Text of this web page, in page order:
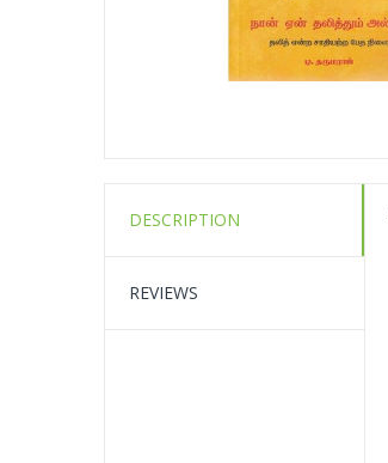
DESCRIPTION
REVIEWS